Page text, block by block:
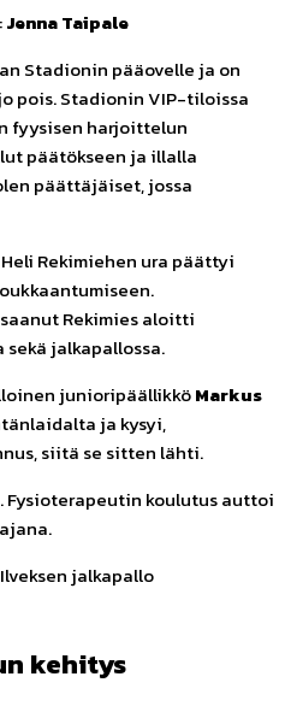
Jenna Taipale
Stadionin pääovelle ja on
pois. Stadionin VIP-tiloissa
fyysisen harjoittelun
päätökseen ja illalla
päättäjäiset, jossa
Rekimiehen ura päättyi
Rekimies aloitti
jalkapallossa.
junioripäällikköMarkus
ja kysyi,
siitä se sitten lähti.
Fysioterapeutin koulutus auttoi
jalkapallo
kehitys